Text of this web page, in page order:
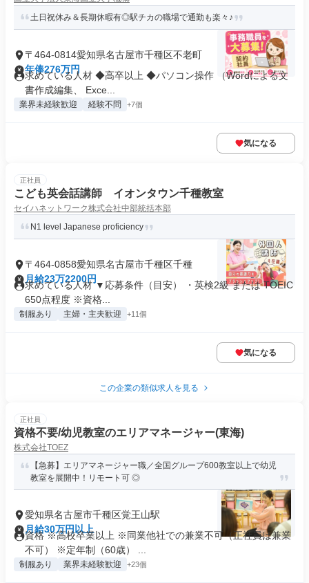
土日祝休み＆長期休暇有◎駅チカの職場で通勤も楽々♪
〒464-0814愛知県名古屋市千種区不老町
年俸276万円
求めている人材 ◆高卒以上 ◆パソコン操作 （Wordによる文
書作成編集、 Exce...
業界未経験歓迎 経験不問 +7個
気になる
正社員
こども英会話講師 イオンタウン千種教室
セイハネットワーク株式会社中部統括本部
N1 level Japanese proficiency
〒464-0858愛知県名古屋市千種区千種
月給23万2200円
求めている人材 ▼応募条件（目安） ・英検2級 または TOEIC
650点程度 ※資格...
制服あり 主婦・主夫歓迎 +11個
気になる
この企業の類似求人を見る
正社員
資格不要/幼児教室のエリアマネージャー(東海)
株式会社TOEZ
【急募】エリアマネージャー職／全国グループ600教室以上で幼児
教室を展開中！リモート可 ◎
愛知県名古屋市千種区覚王山駅
月給30万円以上
資格 ※高校卒業以上 ※同業他社での兼業不可（正社員は兼業
不可） ※定年制（60歳） ...
制服あり 業界未経験歓迎 +23個